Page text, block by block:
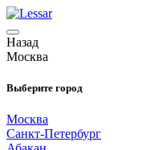
Назад
Москва
Выберите город
Москва
Санкт-Петербург